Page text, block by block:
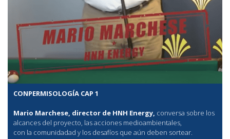
CONPERMISOLOGÍA CAP 1
Mario Marchese, director de HNH Energy, conversa sobre los
alcances del proyecto, las acciones medioambientales,
con la comunidadad y los desafíos que aún deben sortear.